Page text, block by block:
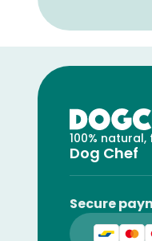
100%
Dog Chef
Secure